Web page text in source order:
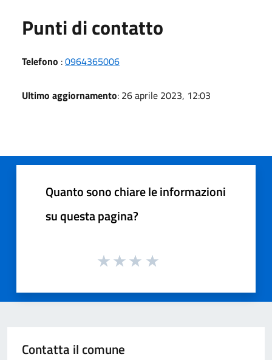
Punti di contatto
Telefono :0964365006
Ultimo aggiornamento: 26 aprile 2023, 12:03
Quanto sono chiare le informazioni
su questa pagina?
Contatta il comune